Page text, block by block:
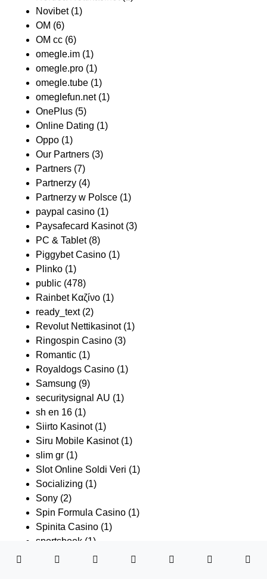
Novibet(1)
OM (6)
OM cc (6)
omegle.im (1)
omegle.pro (1)
omegle.tube (1)
omeglefun.net(1)
OnePlus (5)
Online Dating (1)
Oppo (1)
Our Partners (3)
Partners (7)
Partnerzy (4)
Partnerzy w Polsce (1)
paypal casino (1)
Paysafecard Kasinot(3)
PC & Tablet(8)
Piggybet Casino (1)
Plinko (1)
public (478)
Rainbet Καζίνο (1)
ready_text(2)
Revolut Nettikasinot(1)
Ringospin Casino (3)
Romantic (1)
Royaldogs Casino (1)
Samsung (9)
securitysignal AU (1)
sh en 16 (1)
Siirto Kasinot(1)
Siru Mobile Kasinot(1)
slim gr (1)
Slot Online Soldi Veri (1)
Socializing (1)
Sony (2)
Spin Formula Casino (1)
Spinita Casino (1)
sportsbook (1)
Surface Book (1)